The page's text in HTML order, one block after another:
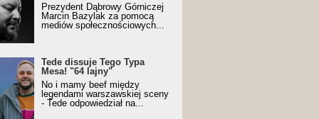
Prezydent Dąbrowy Górniczej
Marcin Bazylak za pomocą
mediów społecznościowych...
Tede dissuje Tego Typa
Mesa! "64 lajny"
No i mamy beef między
legendami warszawskiej sceny
- Tede odpowiedział na...